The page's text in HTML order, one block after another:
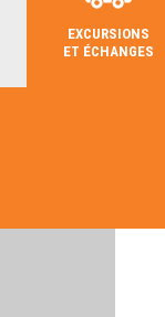
EXCURSIONS
ET ÉCHANGES